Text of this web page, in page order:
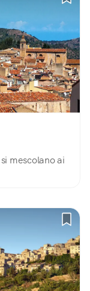
mescolano ai